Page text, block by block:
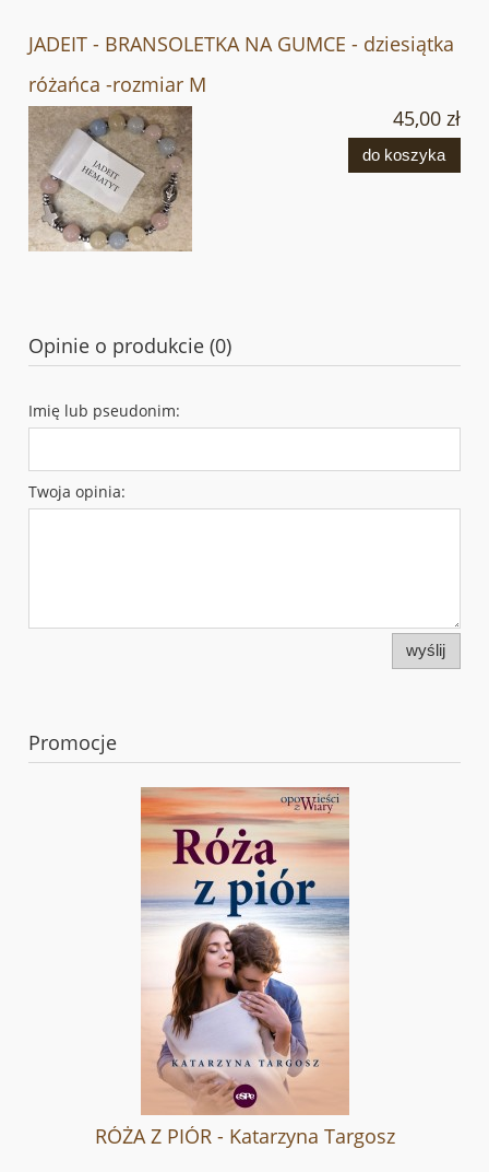
JADEIT - BRANSOLETKA NA GUMCE - dziesiątka
różańca -rozmiar M
45,00 zł
do koszyka
Opinie o produkcie (0)
Imię lub pseudonim:
Twoja opinia:
wyślij
Promocje
RÓŻA Z PIÓR - Katarzyna Targosz